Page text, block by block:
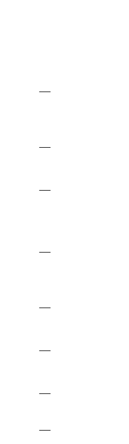
—
—
—
—
—
—
—
—